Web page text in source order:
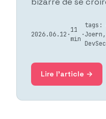
2026.06.12 ·
11
min
·
tags:
Joern,
Lire l'article →